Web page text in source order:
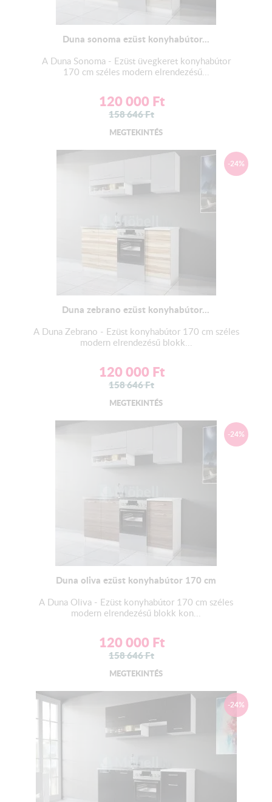
Duna sonoma ezüst konyhabútor...
A Duna Sonoma - Ezüst üvegkeret konyhabútor
170 cm széles modern elrendezésű...
120 000 Ft
158 646Ft
MEGTEKINTÉS
-24%
Duna zebrano ezüst konyhabútor...
A Duna Zebrano - Ezüst konyhabútor 170 cm széles
modern elrendezésű blokk...
120 000 Ft
158 646Ft
MEGTEKINTÉS
-24%
Duna oliva ezüst konyhabútor 170 cm
A Duna Oliva - Ezüst konyhabútor 170 cm széles
modern elrendezésű blokk kon...
120 000 Ft
158 646Ft
MEGTEKINTÉS
-24%